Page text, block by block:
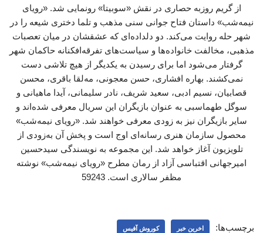
از گریم روزبه حصاری در نقش «سوبیتا» رونمایی شد. «رویای
نیمه‌شب» داستان فتاح جوانی سنی مذهب و تلما دختری شیعه را در
شهر حله روایت می‌کند. دو دلداده‌ای که عشقشان در میان تعصبات
مذهبی، مخالفت خانواده‌ها و سیاست‌های تفرقه‌افکنانه حاکمان شهر
گرفتار می‌شود اما برای رسیدن به یکدیگر از هیچ تلاشی دست
نمی‌کشند. بهاره افشاری، حسن معجونی، مه‌لقا باقری، محسن
قصابیان، نسیم ادبی، سعید شریف، نادر سلیمانی، آیدا ماهیانی و
سوگل طهماسبی به عنوان بازیگران این سریال معرفی شده‌اند و
سایر بازیگران نیز به زودی معرفی خواهند شد. «رویای نیمه‌شب»
محصول سازمان هنری رسانه‌ای اوج است و پخش آن به‌زودی از
تلویزیون آغاز خواهد شد. این مجموعه به نویسندگی سیدحسین
امیرجهانی اقتباسی آزاد از رمان مطرح «رویای نیمه‌شب» نوشته
مظفر سالاری است. 59243
برچسب‌ها: اخرین خبر کوروش آفیس